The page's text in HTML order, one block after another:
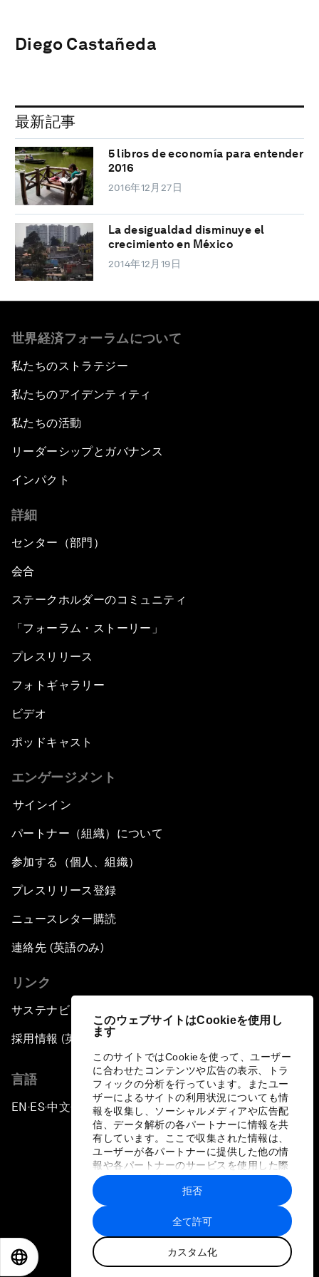
このウェブサイトはCookieを使用し
ます
このサイトではCookieを使って、ユーザー
に合わせたコンテンツや広告の表示、トラ
フィックの分析を行っています。またユー
ザーによるサイトの利用状況についても情
報を収集し、ソーシャルメディアや広告配
信、データ解析の各パートナーに情報を共
有しています。ここで収集された情報は、
ユーザーが各パートナーに提供した他の情
報や各パートナーのサービスを使用した際
に収集された情報と組み合わされ、各パー
トナーによって使用されることがありま
す。
全て許可
カスタム化
拒否
Diego Castañeda
最新記事
5 libros de economía para entender
2016
2016年12月27日
La desigualdad disminuye el
crecimiento en México
2014年12月19日
世界経済フォーラムについて
私たちのストラテジー
私たちのアイデンティティ
私たちの活動
リーダーシップとガバナンス
インパクト
詳細
センター（部門）
会合
ステークホルダーのコミュニティ
「フォーラム・ストーリー」
プレスリリース
フォトギャラリー
ビデオ
ポッドキャスト
エンゲージメント
サインイン
パートナー（組織）について
参加する（個人、組織）
プレスリリース登録
ニュースレター購読
連絡先 (英語のみ)
リンク
サステナビリティへの取り組み
採用情報 (英語のみ)
言語
EN ▪ES▪中文▪ 日本語
プライバシーポリシーと利用規約
サイトマップ
©
世界経済フォーラム